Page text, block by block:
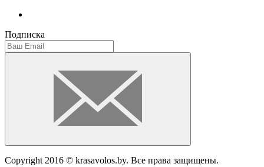
Подписка
Copyright 2016 © krasavolos.by. Все права защищены.